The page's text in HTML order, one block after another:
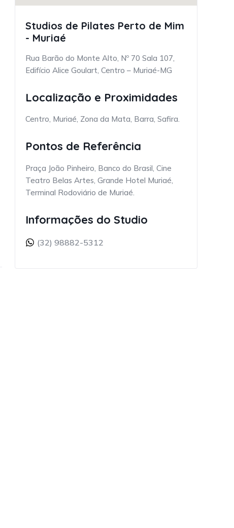
Studios de Pilates Perto de Mim
- Muriaé
Rua Barão do Monte Alto, Nº 70 Sala 107,
Edifício Alice Goulart, Centro – Muriaé-MG
Localização e Proximidades
Centro, Muriaé, Zona da Mata, Barra, Safira.
Pontos de Referência
Praça João Pinheiro, Banco do Brasil, Cine
Teatro Belas Artes, Grande Hotel Muriaé,
Terminal Rodoviário de Muriaé.
Informações do Studio
(32) 98882-5312